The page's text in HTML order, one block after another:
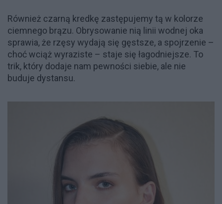
Również czarną kredkę zastępujemy tą w kolorze
ciemnego brązu. Obrysowanie nią linii wodnej oka
sprawia, że rzęsy wydają się gęstsze, a spojrzenie –
choć wciąż wyraziste – staje się łagodniejsze. To
trik, który dodaje nam pewności siebie, ale nie
buduje dystansu.